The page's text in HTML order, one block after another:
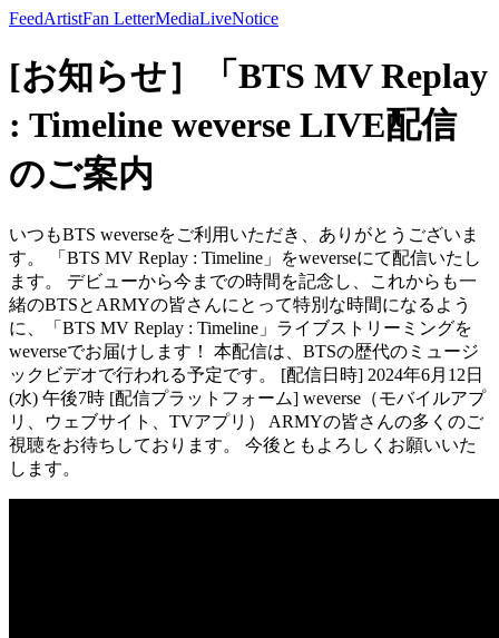
FeedArtistFan LetterMediaLiveNotice
[お知らせ］「BTS MV Replay
: Timeline weverse LIVE配信
のご案内
いつもBTS weverseをご利用いただき、ありがとうございま
す。 「BTS MV Replay : Timeline」をweverseにて配信いたし
ます。 デビューから今までの時間を記念し、これからも一
緒のBTSとARMYの皆さんにとって特別な時間になるよう
に、「BTS MV Replay : Timeline」ライブストリーミングを
weverseでお届けします！ 本配信は、BTSの歴代のミュージ
ックビデオで行われる予定です。 [配信日時] 2024年6月12日
(水) 午後7時 [配信プラットフォーム] weverse（モバイルアプ
リ、ウェブサイト、TVアプリ） ARMYの皆さんの多くのご
視聴をお待ちしております。 今後ともよろしくお願いいた
します。